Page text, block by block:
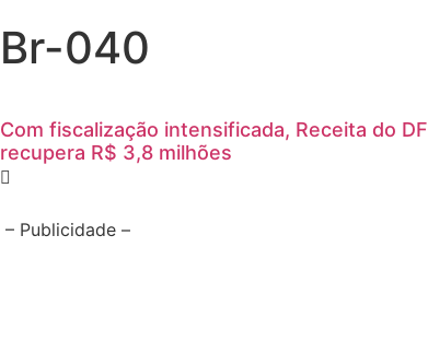
Br-040
Com fiscalização intensificada, Receita do DF
recupera R$ 3,8 milhões
– Publicidade –